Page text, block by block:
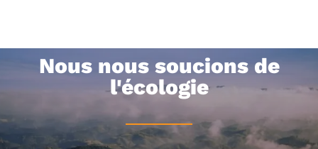
Nous nous soucions de
l'écologie